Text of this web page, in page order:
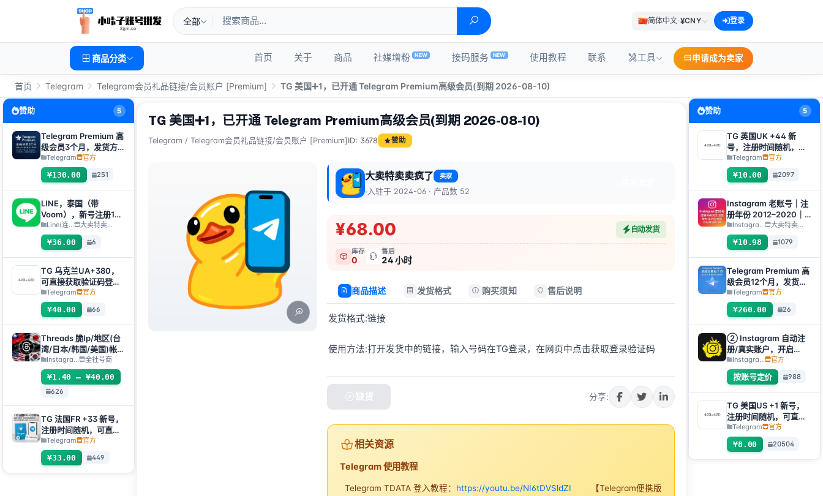
全部 简体中文·¥CNY 登录
商品分类 首页 关于 商品 社媒增粉 NEW 接码服务 NEW 使用教程 联系 工具 申请成为卖家
首页 Telegram Telegram会员礼品链接/会员账户 [Premium] TG 美国➕1，已开通 Telegram Premium高级会员(到期 2026-08-10)
赞助 5
Telegram Premium 高
级会员3个月，发货方
式：自动发货礼品链接
【非账号产品，产品
100%可用（无售后，
使用教程看商品介
绍）】
Telegram 官方
¥130.00 251
LINE，泰国（带
Voom），新号注册1天
+，扫码转移【自动发
货，所有库存均会完成
自动检测存活】
Line(连... 大卖特卖…
¥36.00 6
TG 乌克兰UA+380，
可直接获取验证码登
入，支持任何设备（获
取验证码
+tdata/session文件）
🔥
Telegram 官方
¥40.00 66
Threads 脆Ip/地区(台
湾/日本/韩国/美国)帐
号-邮箱可自绑-ig 密码
可改｜Threads脆（新
号/月号/2025年脆号/
自选号）
Instagra... 全社号商
¥1.40 – ¥40.00
626
TG 法国FR +33 新号，
注册时间随机，可直接
获取验证码登入，支持
任何设备（获取验证码
+tdata/session文件）
🔥
Telegram 官方
¥33.00 449
TG 美国➕1，已开通 Telegram Premium高级会员(到期 2026-08-10)
Telegram / Telegram会员礼品链接/会员账户 [Premium] ID: 3678 赞助
大
大卖特卖卖疯了 卖家
入驻于 2024-06 · 产品数 52
¥68.00 自动发货
库存
0
售后
24 小时
商品描述 发货格式 购买须知 售后说明
发货格式:链接
使用方法:打开发货中的链接，输入号码在TG登录，在网页中点击获取登录验证码
缺货 分享:
相关资源
Telegram 使用教程
Telegram TDATA 登入教程： https://youtu.be/NI6tDVSldZI 【Telegram便携版
赞助 5
TG 英国UK +44 新
号，注册时间随机，可
直接获取验证码登入，
支持任何设备（获取验
证码+tdata/session文
件）🔥
Telegram 官方
¥10.00 2097
Instagram 老账号｜注
册年份 2012–2020｜
格式：用户名:密
码:2FA:API:IAM【仅支
持临时使用，所有库存
完成自动检查存活，所
以不对死号进行售后，
如果介意请勿下单】
Instagra... 大卖特卖…
¥10.98 1079
Telegram Premium 高
级会员12个月，发货方
式：自动发货礼品链接
【非账号产品，产品
100%可用（无售后，
使用教程看商品介
绍）】
Telegram 官方
¥260.00 26
② Instagram 自动注
册/真实账户，开启
2FA+邮箱【自选账户】
Instagra... 官方
按账号定价 988
TG 美国US +1 新号，
注册时间随机，可直接
获取验证码登入，支持
任何设备（获取验证码
+tdata/session文件）
🔥
Telegram 官方
¥8.00 20504